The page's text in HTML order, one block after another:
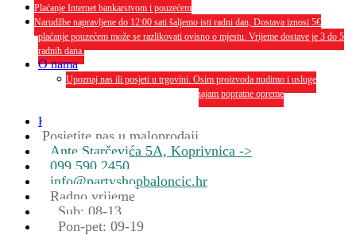
Plaćanje Internet bankarstvom i pouzećem
Narudžbe napravljene do 12:00 sati šaljemo isti radni dan, Dostava iznosi 5€
plaćanje pouzećem može se razlikovati ovisno o mjestu. Vrijeme dostave je 3 do 5
radnih dana.
O nama
Upoznaj nas ili posjeti u trgovini. Osim proizvoda nudimo i usluge
dekoriranja interijera i eksterija te najam popratne opreme
Kontakt
Posjetite nas u maloprodaji
Ante Starčevića 5A, Koprivnica ->
099 590 2450
info@partyshopbaloncic.hr
Radno vrijeme
Sub: 08-13
Pon-pet: 09-19